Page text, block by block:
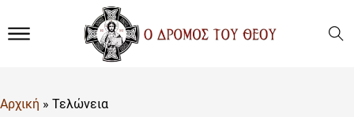
Αρχική » Τελώνεια